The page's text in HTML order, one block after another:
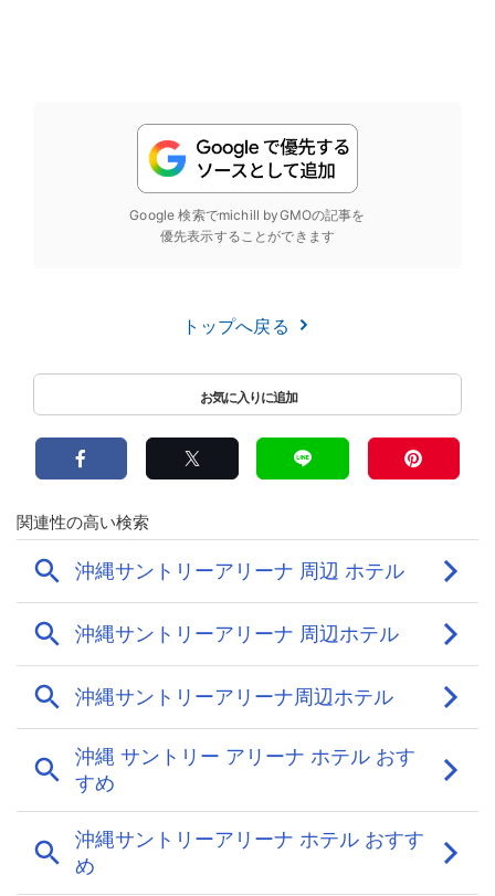
Google 検索でmichill byGMOの記事を
優先表示することができます
トップへ戻る